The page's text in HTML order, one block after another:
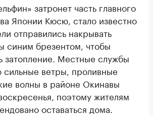
затронет часть главного
Японии Кюсю, стало известно
отправились накрывать
синим брезентом, чтобы
затопление. Местные службы
сильные ветры, проливные
волны в районе Окинавы
поэтому жителям
оставаться дома.